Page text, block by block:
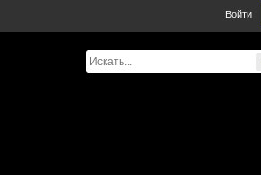
Войти